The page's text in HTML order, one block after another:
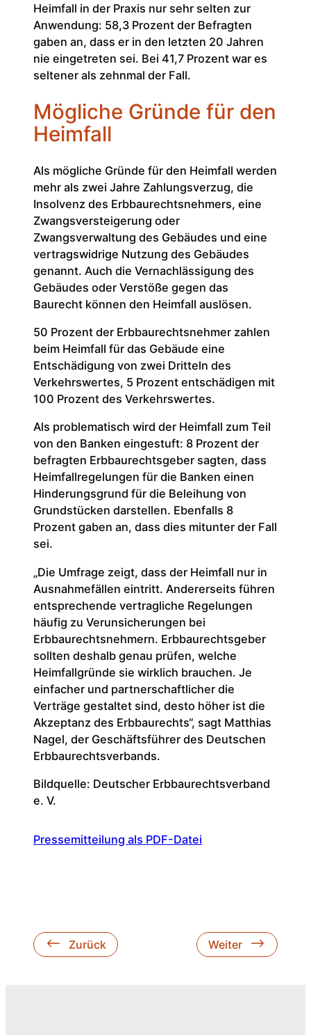
Heimfall in der Praxis nur sehr selten zur
Anwendung: 58,3 Prozent der Befragten
gaben an, dass er in den letzten 20 Jahren
nie eingetreten sei. Bei 41,7 Prozent war es
seltener als zehnmal der Fall.
Mögliche Gründe für den
Heimfall
Als mögliche Gründe für den Heimfall werden
mehr als zwei Jahre Zahlungsverzug, die
Insolvenz des Erbbaurechtsnehmers, eine
Zwangsversteigerung oder
Zwangsverwaltung des Gebäudes und eine
vertragswidrige Nutzung des Gebäudes
genannt. Auch die Vernachlässigung des
Gebäudes oder Verstöße gegen das
Baurecht können den Heimfall auslösen.
50 Prozent der Erbbaurechtsnehmer zahlen
beim Heimfall für das Gebäude eine
Entschädigung von zwei Dritteln des
Verkehrswertes, 5 Prozent entschädigen mit
100 Prozent des Verkehrswertes.
Als problematisch wird der Heimfall zum Teil
von den Banken eingestuft: 8 Prozent der
befragten Erbbaurechtsgeber sagten, dass
Heimfallregelungen für die Banken einen
Hinderungsgrund für die Beleihung von
Grundstücken darstellen. Ebenfalls 8
Prozent gaben an, dass dies mitunter der Fall
sei.
„Die Umfrage zeigt, dass der Heimfall nur in
Ausnahmefällen eintritt. Andererseits führen
entsprechende vertragliche Regelungen
häufig zu Verunsicherungen bei
Erbbaurechtsnehmern. Erbbaurechtsgeber
sollten deshalb genau prüfen, welche
Heimfallgründe sie wirklich brauchen. Je
einfacher und partnerschaftlicher die
Verträge gestaltet sind, desto höher ist die
Akzeptanz des Erbbaurechts“, sagt Matthias
Nagel, der Geschäftsführer des Deutschen
Erbbaurechtsverbands.
Bildquelle: Deutscher Erbbaurechtsverband
e. V.
Pressemitteilung als PDF-Datei
Zurück Weiter